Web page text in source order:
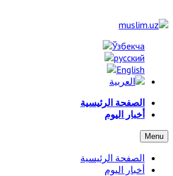
الصفحة الرئيسية
أخبار اليوم
Menu
الصفحة الرئيسية
أخبار اليوم